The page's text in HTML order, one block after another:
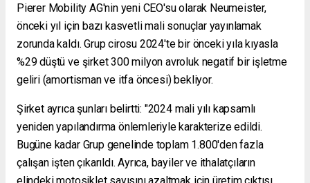
Pierer Mobility AG'nin yeni CEO'su olarak Neumeister,
önceki yıl için bazı kasvetli mali sonuçlar yayınlamak
zorunda kaldı. Grup cirosu 2024'te bir önceki yıla kıyasla
%29 düştü ve şirket 300 milyon avroluk negatif bir işletme
geliri (amortisman ve itfa öncesi) bekliyor.
Şirket ayrıca şunları belirtti: "2024 mali yılı kapsamlı
yeniden yapılandırma önlemleriyle karakterize edildi.
Bugüne kadar Grup genelinde toplam 1.800'den fazla
çalışan işten çıkarıldı. Ayrıca, bayiler ve ithalatçıların